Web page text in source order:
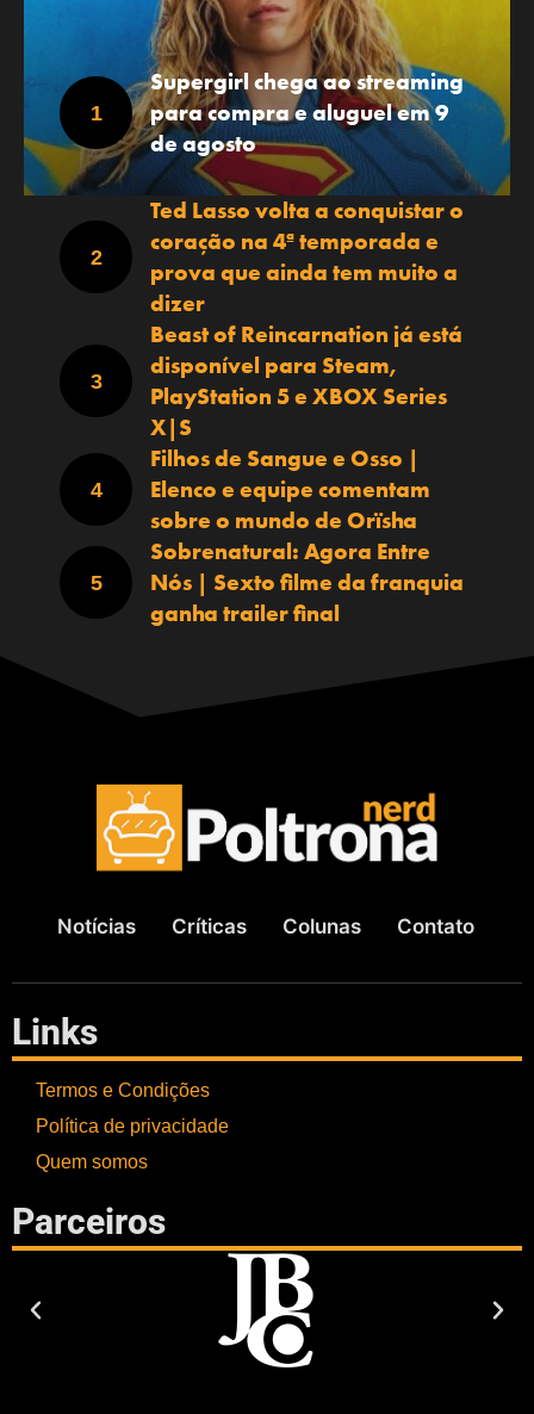
Supergirl chega ao streaming
para compra e aluguel em 9
de agosto
Ted Lasso volta a conquistar o
coração na 4ª temporada e
prova que ainda tem muito a
dizer
Beast of Reincarnation já está
disponível para Steam,
PlayStation 5 e XBOX Series
X|S
Filhos de Sangue e Osso |
Elenco e equipe comentam
sobre o mundo de Orïsha
Sobrenatural: Agora Entre
Nós | Sexto filme da franquia
ganha trailer final
Notícias Críticas Colunas Contato
Links
Termos e Condições
Política de privacidade
Quem somos
Parceiros